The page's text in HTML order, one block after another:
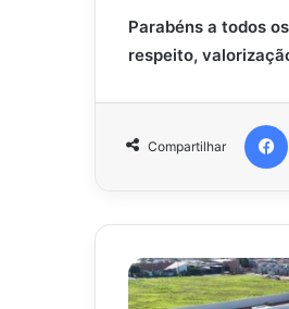
Parabéns a todos
respeito,
Compartilhar